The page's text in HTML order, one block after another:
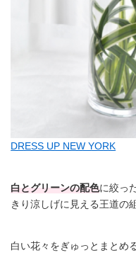
DRESS UP NEW YORK
白とグリーンの配色に絞っ
きり涼しげに見える王道の
白い花々をぎゅっとまとめ